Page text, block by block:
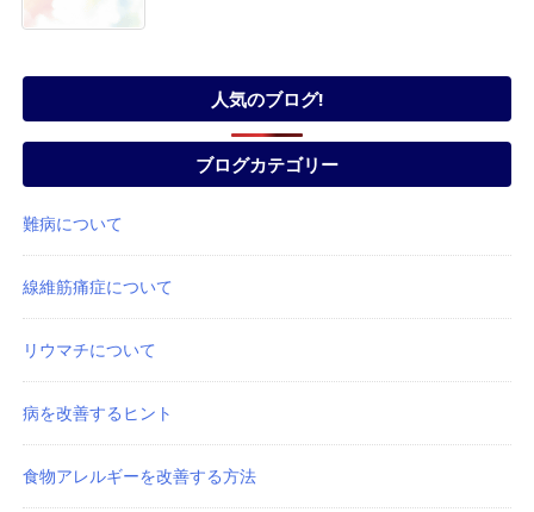
人気のブログ!
ブログカテゴリー
難病について
線維筋痛症について
リウマチについて
病を改善するヒント
食物アレルギーを改善する方法